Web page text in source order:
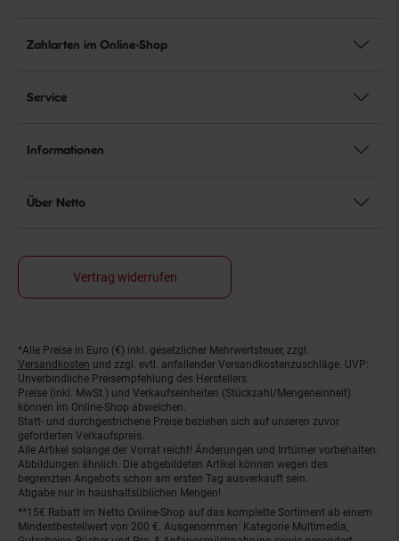
Zahlarten im Online-Shop
Service
Informationen
Über Netto
Vertrag widerrufen
Fußnoten
*Alle Preise in Euro (€) inkl. gesetzlicher Mehrwertsteuer, zzgl.
Versandkosten und zzgl. evtl. anfallender Versandkostenzuschläge. UVP:
Unverbindliche Preisempfehlung des Herstellers.
Preise (inkl. MwSt.) und Verkaufseinheiten (Stückzahl/Mengeneinheit)
können im Online-Shop abweichen.
Statt- und durchgestrichene Preise beziehen sich auf unseren zuvor
geforderten Verkaufspreis.
Alle Artikel solange der Vorrat reicht! Änderungen und Irrtümer vorbehalten.
Abbildungen ähnlich. Die abgebildeten Artikel können wegen des
begrenzten Angebots schon am ersten Tag ausverkauft sein.
Abgabe nur in haushaltsüblichen Mengen!
**15€ Rabatt im Netto Online-Shop auf das komplette Sortiment ab einem
Mindestbestellwert von 200 €. Ausgenommen: Kategorie Multimedia,